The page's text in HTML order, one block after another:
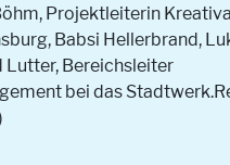
Projektleiterin
Babsi Hellerbrand,
Lutter, Bereichsleiter
bei das